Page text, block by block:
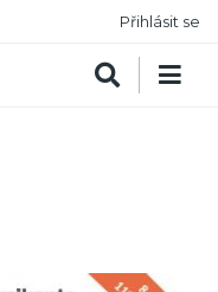
Přihlásit se